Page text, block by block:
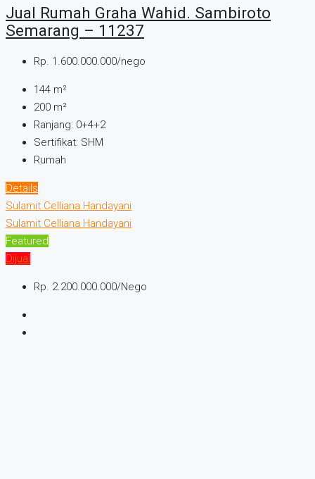
Jual Rumah Graha Wahid. Sambiroto
Semarang – 11237
Rp. 1.600.000.000/nego
144 m²
200 m²
Ranjang: 0+4+2
Sertifikat: SHM
Rumah
Details
Sulamit Celliana Handayani
Sulamit Celliana Handayani
Featured
Dijual
Rp. 2.200.000.000/Nego